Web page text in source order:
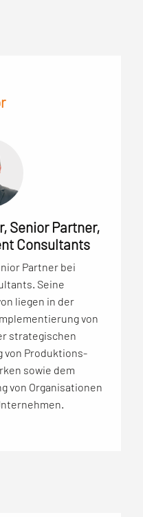
Senior Partner,
Consultants
Partner bei
Seine
liegen in der
von
strategischen
von Produktions-
sowie dem
von Organisationen